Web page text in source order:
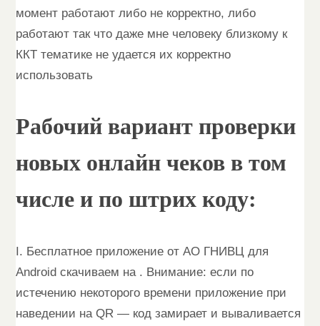
момент работают либо не корректно, либо
работают так что даже мне человеку близкому к
ККТ тематике не удается их корректно
использовать
Рабочий вариант проверки
новых онлайн чеков в том
числе и по штрих коду:
I. Бесплатное приложение от АО ГНИВЦ для
Android скачиваем на . Внимание: если по
истечению некоторого времени приложение при
наведении на QR — код замирает и вываливается